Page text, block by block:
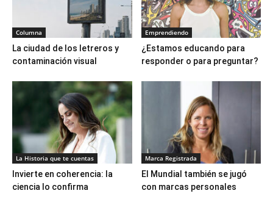
Columna
La ciudad de los letreros y
contaminación visual
Emprendiendo
¿Estamos educando para
responder o para preguntar?
La Historia que te cuentas
Invierte en coherencia: la
ciencia lo confirma
Marca Registrada
El Mundial también se jugó
con marcas personales